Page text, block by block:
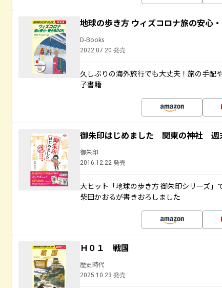
地球の歩き方 ウィズコロナ旅の安心
D-Books
2022.07.20 発売
久しぶりの海外旅行でも大丈夫！旅の手配
子書籍
御朱印はじめました 関東の神社 週
御朱印
2016.12.22 発売
大ヒット「地球の歩き方 御朱印シリーズ
柴田かおるが書きおろしました
Ｈ０１ 戦国
歴史時代
2025.10.23 発売